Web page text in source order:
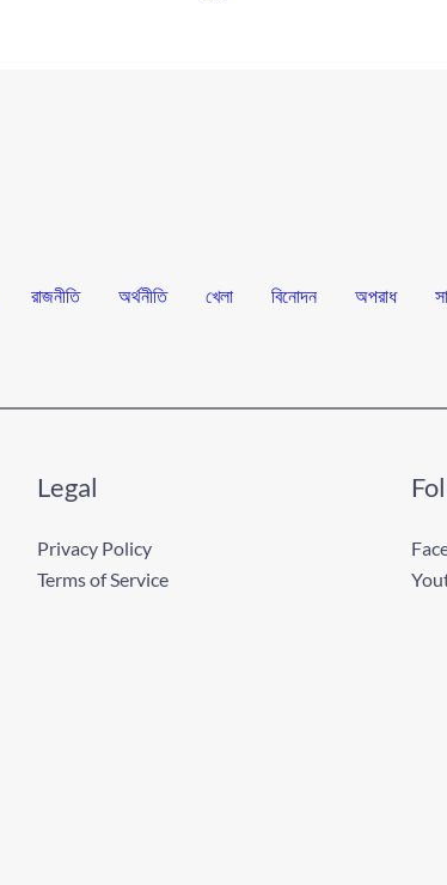
রাজনীতি অর্থনীতি খেলা বিনোদন অপরাধ
Legal
Privacy Policy
Terms of Service